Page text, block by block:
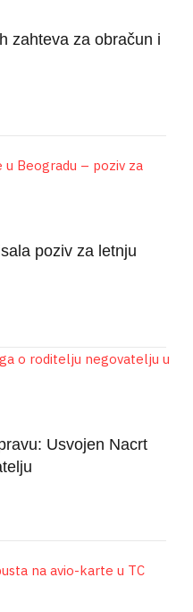
zahteva za obračun i
poziv za letnju
Usvojen Nacrt